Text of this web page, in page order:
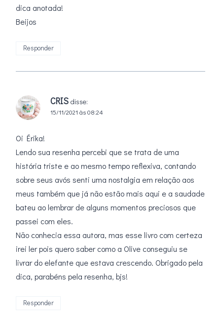
dica anotada!
Beijos
Responder
CRIS disse:
15/11/2021 às 08:24
Oi Érika!
Lendo sua resenha percebi que se trata de uma
história triste e ao mesmo tempo reflexiva, contando
sobre seus avós senti uma nostalgia em relação aos
meus também que já não estão mais aqui e a saudade
bateu ao lembrar de alguns momentos preciosos que
passei com eles.
Não conhecia essa autora, mas esse livro com certeza
irei ler pois quero saber como a Olive conseguiu se
livrar do elefante que estava crescendo. Obrigado pela
dica, parabéns pela resenha, bjs!
Responder